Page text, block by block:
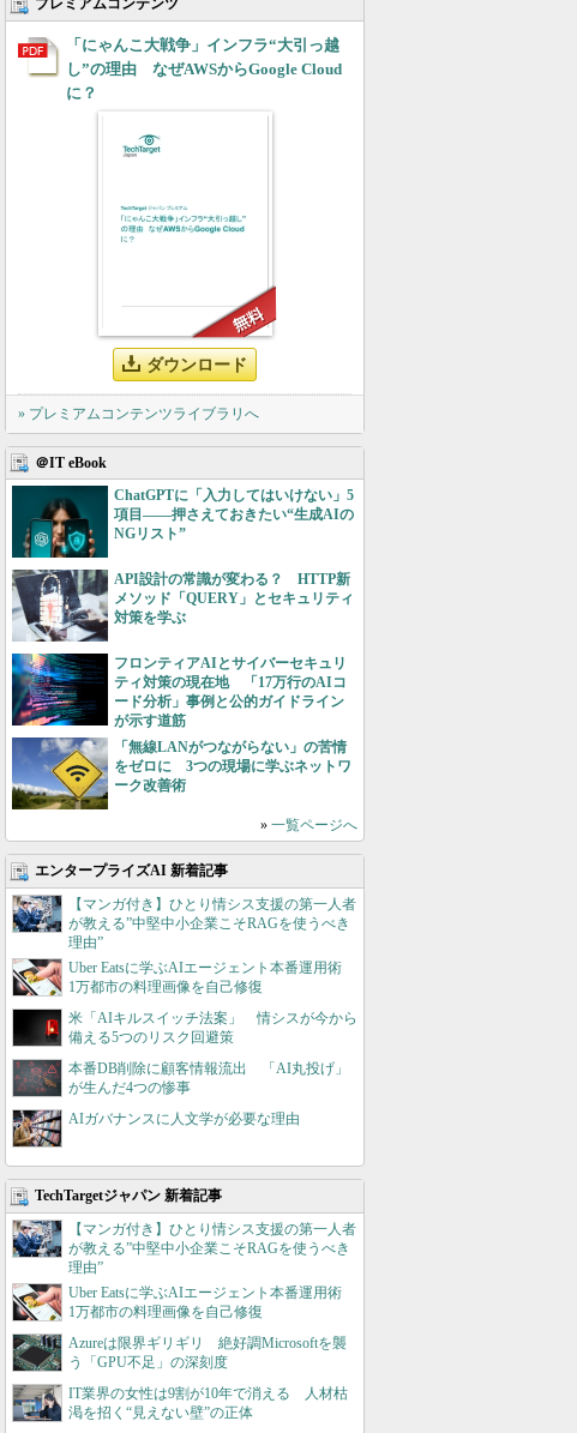
プレミアムコンテンツ
「にゃんこ大戦争」インフラ“大引っ越
し”の理由 なぜAWSからGoogle Cloud
に？
ダウンロード
» プレミアムコンテンツライブラリへ
＠IT eBook
ChatGPTに「入力してはいけない」5
項目――押さえておきたい“生成AIの
NGリスト”
API設計の常識が変わる？ HTTP新
メソッド「QUERY」とセキュリティ
対策を学ぶ
フロンティアAIとサイバーセキュリ
ティ対策の現在地 「17万行のAIコ
ード分析」事例と公的ガイドライン
が示す道筋
「無線LANがつながらない」の苦情
をゼロに 3つの現場に学ぶネットワ
ーク改善術
» 一覧ページへ
エンタープライズAI 新着記事
【マンガ付き】ひとり情シス支援の第一人者
が教える”中堅中小企業こそRAGを使うべき
理由”
Uber Eatsに学ぶAIエージェント本番運用術
1万都市の料理画像を自己修復
米「AIキルスイッチ法案」 情シスが今から
備える5つのリスク回避策
本番DB削除に顧客情報流出 「AI丸投げ」
が生んだ4つの惨事
AIガバナンスに人文学が必要な理由
TechTargetジャパン 新着記事
【マンガ付き】ひとり情シス支援の第一人者
が教える”中堅中小企業こそRAGを使うべき
理由”
Uber Eatsに学ぶAIエージェント本番運用術
1万都市の料理画像を自己修復
Azureは限界ギリギリ 絶好調Microsoftを襲
う「GPU不足」の深刻度
IT業界の女性は9割が10年で消える 人材枯
渇を招く“見えない壁”の正体